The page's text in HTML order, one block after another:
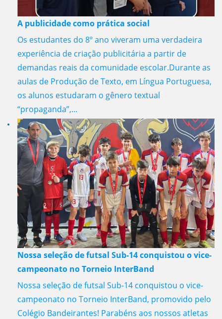
A publicidade como prática social
Os estudantes do 8º ano viveram uma verdadeira
experiência de criação publicitária a partir de
demandas reais da comunidade escolar.Durante as
aulas de Produção de Texto, em Língua Portuguesa,
os alunos estudaram o gênero textual
“propaganda”,...
Nossa seleção de futsal Sub-14 conquistou o vice-
campeonato no Torneio InterBand
Nossa seleção de futsal Sub-14 conquistou o vice-
campeonato no Torneio InterBand, promovido pelo
Colégio Bandeirantes! Parabéns aos nossos atletas